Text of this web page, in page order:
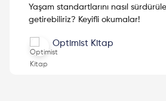
Yaşam standartlarını nasıl
getirebiliriz? Keyifli okumalar!
Optimist Kitap